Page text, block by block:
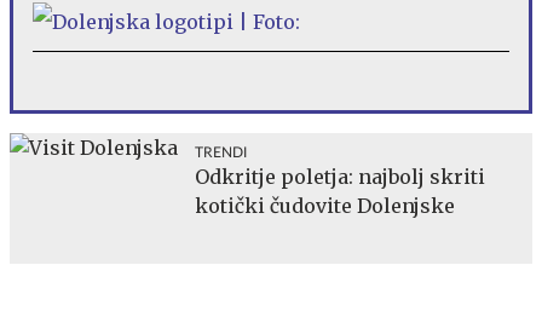
TRENDI
Odkritje poletja: najbolj skriti
kotički čudovite Dolenjske